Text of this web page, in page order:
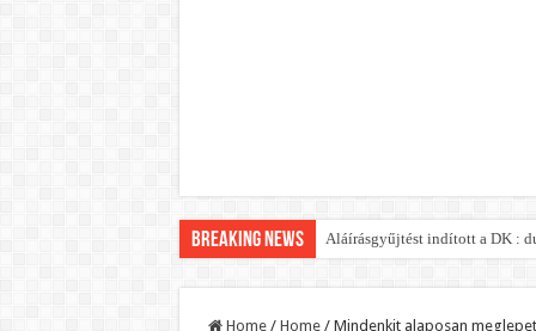
Breaking News Aláírásgyűjtést indított a DK :
Nem finomkodott:
Home / Home / Mindenkit alaposan